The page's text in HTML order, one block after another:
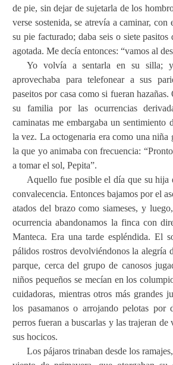
de pie, sin dejar de sujetarla de los
verse sostenida, se atrevía a caminar, con
su pie facturado; daba seis o siete pasitos
agotada. Me decía entonces: “vamos al
Yo volvía a sentarla en su silla;
aprovechaba para telefonear a sus
paseitos por casa como si fueran
su familia por las ocurrencias
caminatas me embargaba un sentimiento
la vez. La octogenaria era como una niña
la que yo animaba con frecuencia:
a tomar el sol, Pepita”.
Aquello fue posible el día que su hija
convalecencia. Entonces bajamos por el
atados del brazo como siameses, y
ocurrencia abandonamos la finca con
Manteca. Era una tarde espléndida. El
pálidos rostros devolviéndonos la alegría
parque, cerca del grupo de canosos
niños pequeños se mecían en los
cuidadoras, mientras otros más grandes
los pasamanos o arrojando pelotas por
perros fueran a buscarlas y las trajeran de
sus hocicos.
Los pájaros trinaban desde los